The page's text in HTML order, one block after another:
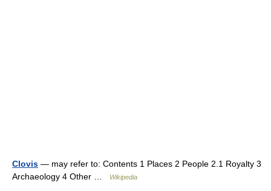
Clovis — may refer to: Contents 1 Places 2 People 2.1 Royalty 3
Archaeology 4 Other …
Wikipedia